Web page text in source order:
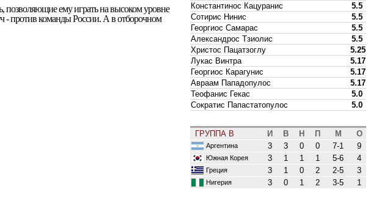
позволяющие ему играть на высоком уровне
- против команды России. А в отборочном
Константинос Кацуранис
5.5
Сотирис Нинис
5.5
Георгиос Самарас
5.5
Александрос Тзиолис
5.5
Христос Пацатзоглу
5.25
Лукас Винтра
5.17
Георгиос Карагунис
5.17
Авраам Пападопулос
5.17
Теофанис Гекас
5.0
Сократис Папастатопулос
5.0
ГРУППА B И В Н П М О
Аргентина 3 3 0 0 7-1 9
Южная Корея 3 1 1 1 5-6 4
Греция 3 1 0 2 2-5 3
Нигерия 3 0 1 2 3-5 1